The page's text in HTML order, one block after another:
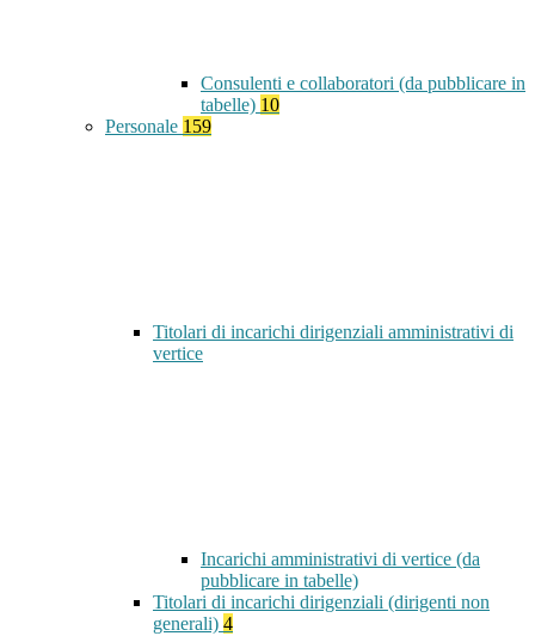
Consulenti e collaboratori (da pubblicare in
tabelle) 10
Personale 159
Titolari di incarichi dirigenziali amministrativi di
vertice
Incarichi amministrativi di vertice (da
pubblicare in tabelle)
Titolari di incarichi dirigenziali (dirigenti non
generali) 4